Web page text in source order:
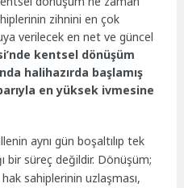
zihnini en çok
verilecek en net ve güncel
kentsel dönüşüm
halihazırda başlamış
en yüksek ivmesine
aynı gün boşaltılıp tek
bir süreç değildir. Dönüşüm;
sahiplerinin uzlaşması,